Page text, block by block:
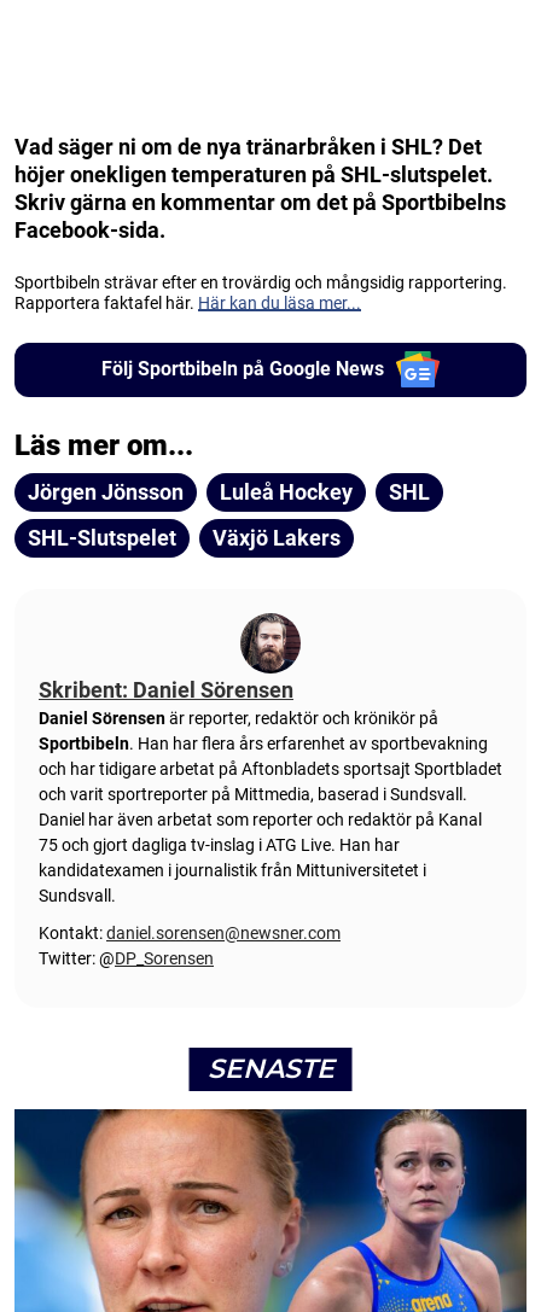
Vad säger ni om de nya tränarbråken i SHL? Det
höjer onekligen temperaturen på SHL-slutspelet.
Skriv gärna en kommentar om det på Sportbibelns
Facebook-sida.
Sportbibeln strävar efter en trovärdig och mångsidig rapportering.
Rapportera faktafel här. Här kan du läsa mer...
Följ Sportbibeln på Google News
Läs mer om...
Jörgen Jönsson Luleå Hockey
SHL
SHL-Slutspelet
Växjö Lakers
Skribent: Daniel Sörensen
Daniel Sörensenär reporter, redaktör och krönikör på
Sportbibeln. Han har flera års erfarenhet av sportbevakning
och har tidigare arbetat på Aftonbladets sportsajt Sportbladet
och varit sportreporter på Mittmedia, baserad i Sundsvall.
Daniel har även arbetat som reporter och redaktör på Kanal
75 och gjort dagliga tv-inslag i ATG Live. Han har
kandidatexamen i journalistik från Mittuniversitetet i
Sundsvall.
Kontakt:daniel.sorensen@newsner.com
Twitter: @DP_Sorensen
SENASTE